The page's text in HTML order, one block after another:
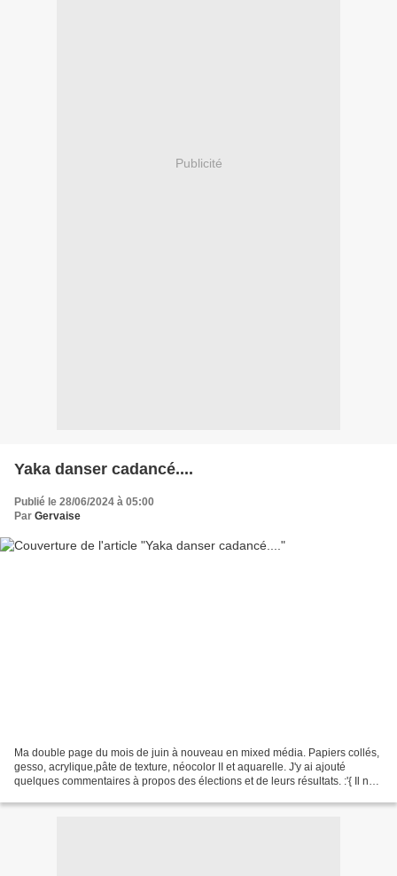
Publicité
Yaka danser cadancé....
Publié le 28/06/2024 à 05:00
Par Gervaise
Ma double page du mois de juin à nouveau en mixed média. Papiers collés,
gesso, acrylique,pâte de texture, néocolor II et aquarelle. J'y ai ajouté
quelques commentaires à propos des élections et de leurs résultats. :'{ Il ne